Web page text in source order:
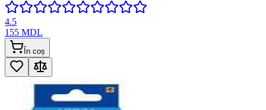
4.5
155 MDL
În coș